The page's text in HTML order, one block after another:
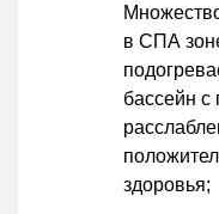
в СПА
бассейн с
здоровья;